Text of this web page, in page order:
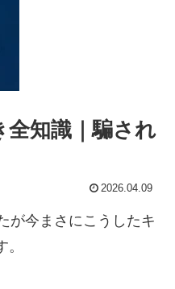
知識｜騙され
2026.04.09
が今まさにこうしたキ